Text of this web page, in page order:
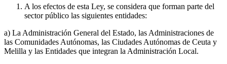
A los efectos de esta Ley, se considera que forman parte del
sector público las siguientes entidades:
a) La Administración General del Estado, las Administraciones de
las Comunidades Autónomas, las Ciudades Autónomas de Ceuta y
Melilla y las Entidades que integran la Administración Local.